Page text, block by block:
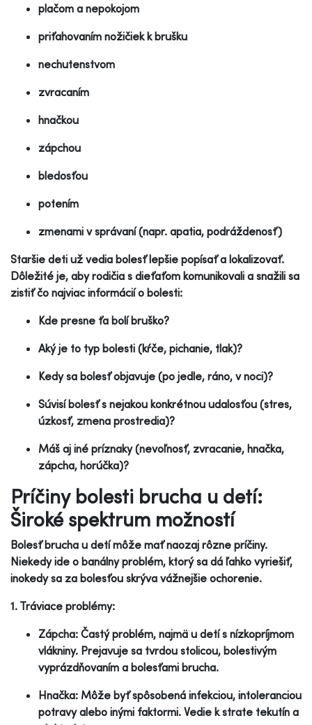
plačom a nepokojom
priťahovaním nožičiek k brušku
nechutenstvom
zvracaním
hnačkou
zápchou
bledosťou
potením
zmenami v správaní (napr. apatia, podráždenosť)
Staršie deti už vedia bolesť lepšie popísať a lokalizovať.
Dôležité je, aby rodičia s dieťaťom komunikovali a snažili sa
zistiť čo najviac informácií o bolesti:
Kde presne ťa bolí bruško?
Aký je to typ bolesti (kŕče, pichanie, tlak)?
Kedy sa bolesť objavuje (po jedle, ráno, v noci)?
Súvisí bolesť s nejakou konkrétnou udalosťou (stres,
úzkosť, zmena prostredia)?
Máš aj iné príznaky (nevoľnosť, zvracanie, hnačka,
zápcha, horúčka)?
Príčiny bolesti brucha u detí:
Široké spektrum možností
Bolesť brucha u detí môže mať naozaj rôzne príčiny.
Niekedy ide o banálny problém, ktorý sa dá ľahko vyriešiť,
inokedy sa za bolesťou skrýva vážnejšie ochorenie.
1. Tráviace problémy:
Zápcha: Častý problém, najmä u detí s nízkopríjmom
vlákniny. Prejavuje sa tvrdou stolicou, bolestivým
vyprázdňovaním a bolesťami brucha.
Hnačka: Môže byť spôsobená infekciou, intoleranciou
potravy alebo inými faktormi. Vedie k strate tekutín a